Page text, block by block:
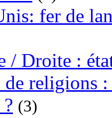
fer de
/ Droite :
de religions
(3)